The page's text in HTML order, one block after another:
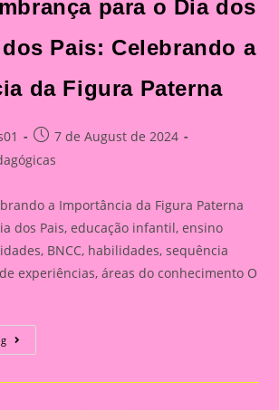
para o Dia dos
Pais: Celebrando a
da Figura Paterna
Post
published:
7 de August de 2024
a Importância da Figura Paterna
dos Pais, educação infantil, ensino
BNCC, habilidades, sequência
experiências, áreas do conhecimento O
Cartão
Lembrança
O